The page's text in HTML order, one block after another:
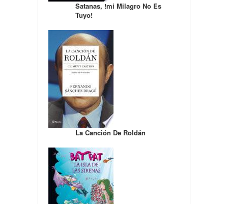
Satanas, !mi Milagro No Es
Tuyo!
La Canción De Roldán